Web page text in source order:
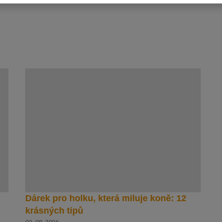
Dárek pro holku, která miluje koně: 12
krásných tipů